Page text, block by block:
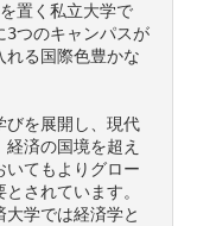
置く私立大学で
3つのキャンパスが
れる国際色豊かな
びを展開し、現代
済の国境を超え
いてもよりグロー
されています。
学では経済学と